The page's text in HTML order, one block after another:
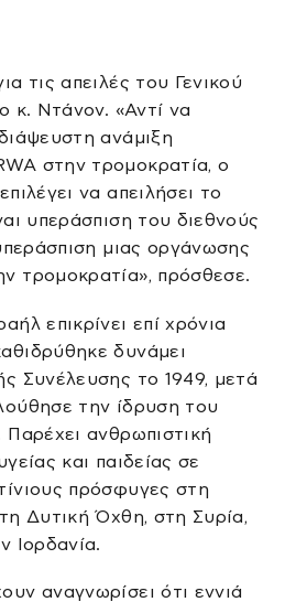
τις απειλές του Γενικού
κ. Ντάνον. «Αντί να
ανάμιξη
στην τρομοκρατία, ο
να απειλήσει το
υπεράσπιση του διεθνούς
μιας οργάνωσης
τρομοκρατία», πρόσθεσε.
επικρίνει επί χρόνια
δυνάμει
Συνέλευσης το 1949, μετά
την ίδρυση του
ανθρωπιστική
και παιδείας σε
πρόσφυγες στη
Δυτική Όχθη, στη Συρία,
Ιορδανία.
αναγνωρίσει ότι εννιά